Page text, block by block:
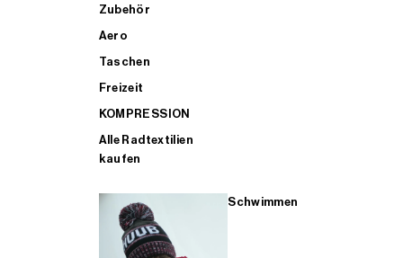
Zubehör
Aero
Taschen
Freizeit
KOMPRESSION
Alle Radtextilien
kaufen
Schwimmen